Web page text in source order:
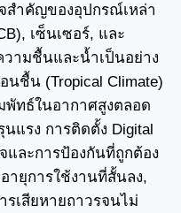
สำคัญของอุปกรณ์เหล่า
เซ็นเซอร์, และ
ามชื้นและน้ำเป็นอย่าง
ชื้น (Tropical Climate)
ทธ์ในอากาศสูงตลอด
แรง การติดตั้ง Digital
และการป้องกันที่ถูกต้อง
ยุการใช้งานที่สั้นลง,
เสียหายถาวรจนไม่